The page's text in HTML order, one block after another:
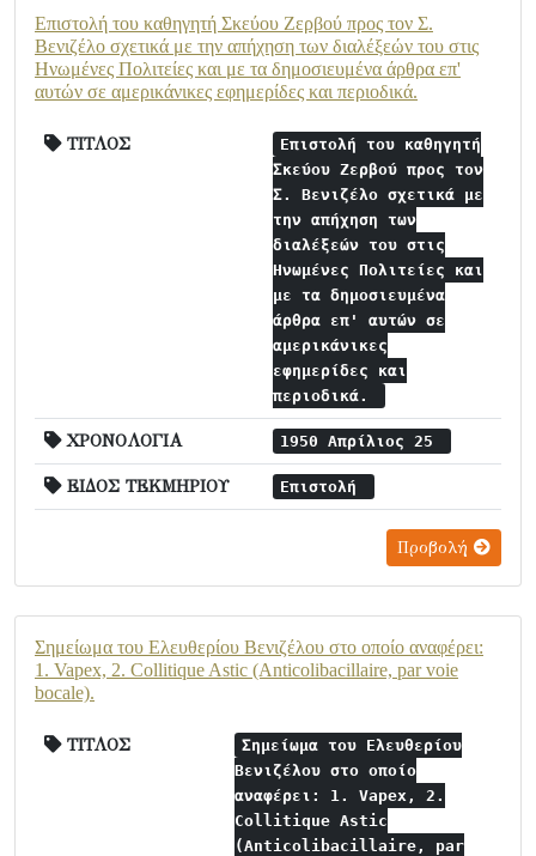
Επιστολή του καθηγητή Σκεύου Ζερβού προς τον Σ.
Βενιζέλο σχετικά με την απήχηση των διαλέξεών του στις
Ηνωμένες Πολιτείες και με τα δημοσιευμένα άρθρα επ'
αυτών σε αμερικάνικες εφημερίδες και περιοδικά.
ΤΙΤΛΟΣ
Επιστολή του καθηγητή
Σκεύου Ζερβού προς τον
Σ. Βενιζέλο σχετικά με
την απήχηση των
διαλέξεών του στις
Ηνωμένες Πολιτείες και
με τα δημοσιευμένα
άρθρα επ' αυτών σε
αμερικάνικες
εφημερίδες και
περιοδικά.
ΧΡΟΝΟΛΟΓΙΑ 1950 Απρίλιος 25
ΕΙΔΟΣ ΤΕΚΜΗΡΙΟΥ Επιστολή
Προβολή
Σημείωμα του Ελευθερίου Βενιζέλου στο οποίο αναφέρει:
1. Vapex, 2. Collitique Astic (Anticolibacillaire, par voie
bocale).
ΤΙΤΛΟΣ
Σημείωμα του Ελευθερίου
Βενιζέλου στο οποίο
αναφέρει: 1. Vapex, 2.
Collitique Astic
(Anticolibacillaire, par